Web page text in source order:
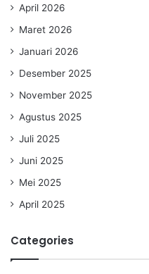
April 2026
Maret 2026
Januari 2026
Desember 2025
November 2025
Agustus 2025
Juli 2025
Juni 2025
Mei 2025
April 2025
Categories